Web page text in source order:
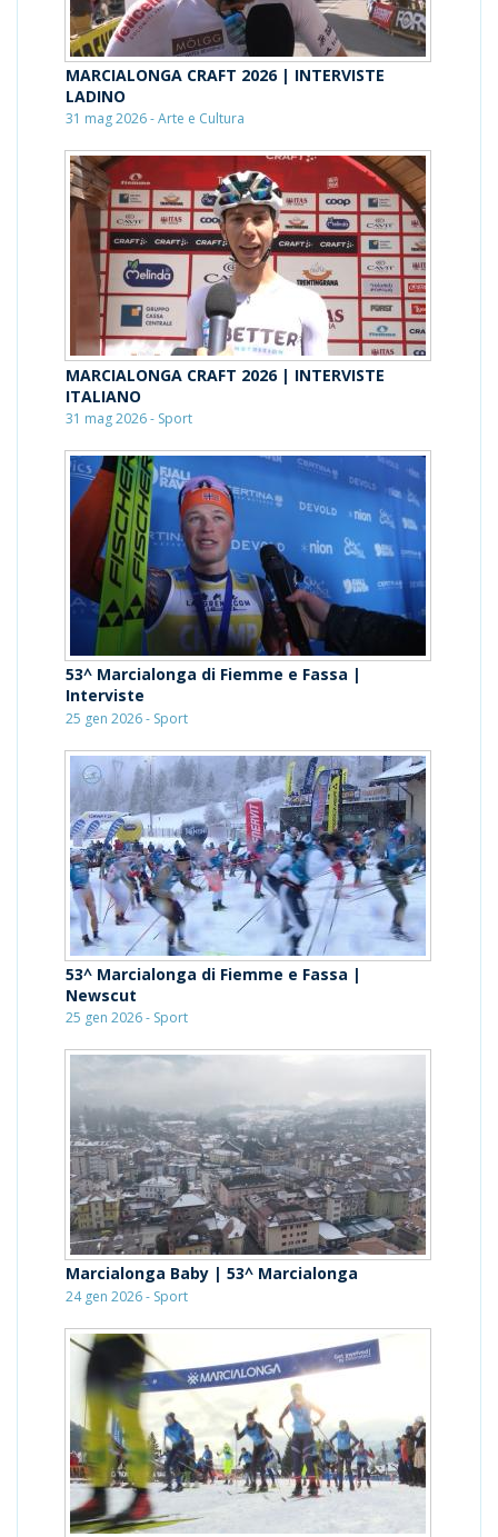
MARCIALONGA CRAFT 2026 | INTERVISTE
LADINO
31 mag 2026 - Arte e Cultura
MARCIALONGA CRAFT 2026 | INTERVISTE
ITALIANO
31 mag 2026 - Sport
53^ Marcialonga di Fiemme e Fassa |
Interviste
25 gen 2026 - Sport
53^ Marcialonga di Fiemme e Fassa |
Newscut
25 gen 2026 - Sport
Marcialonga Baby | 53^ Marcialonga
24 gen 2026 - Sport